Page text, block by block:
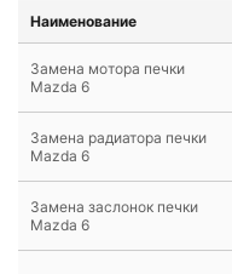
Наименование
Замена мотора печки
Mazda 6
Замена радиатора печки
Mazda 6
Замена заслонок печки
Mazda 6